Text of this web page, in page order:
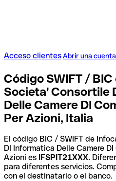
Acceso clientesAbrir una cuenta
Código SWIFT /
Societa' Consortile
Delle Camere DI
Per Azioni, Italia
El código BIC / SWIFT de
DI Informatica Delle Camere
Azioni es IFSPIT21XXX.
para diferentes servicios.
con el destinatario o el banco.